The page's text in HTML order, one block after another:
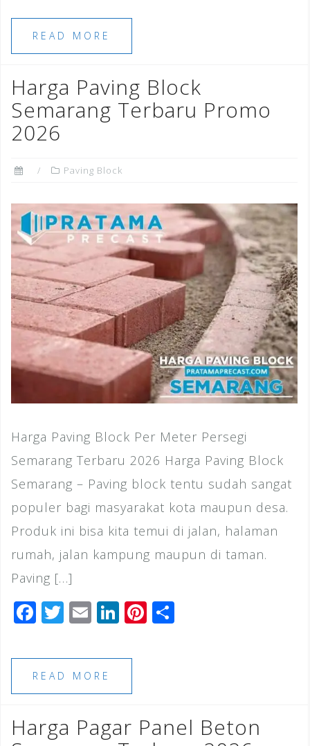
c
e
b
o
o
k
tt
e
r
ai
l
k
dI
n st
READ MORE
Harga Paving Block
Semarang Terbaru Promo
2026
Paving Block
Harga Paving Block Per Meter Persegi
Semarang Terbaru 2026 Harga Paving Block
Semarang – Paving block tentu sudah sangat
populer bagi masyarakat kota maupun desa.
Produk ini bisa kita temui di jalan, halaman
rumah, jalan kampung maupun di taman.
Paving […]
F
c
e
b
o
T
tt
e
r
E
ai
l
Li
k
dI
n
Pi
st
READ MORE
Harga Pagar Panel Beton